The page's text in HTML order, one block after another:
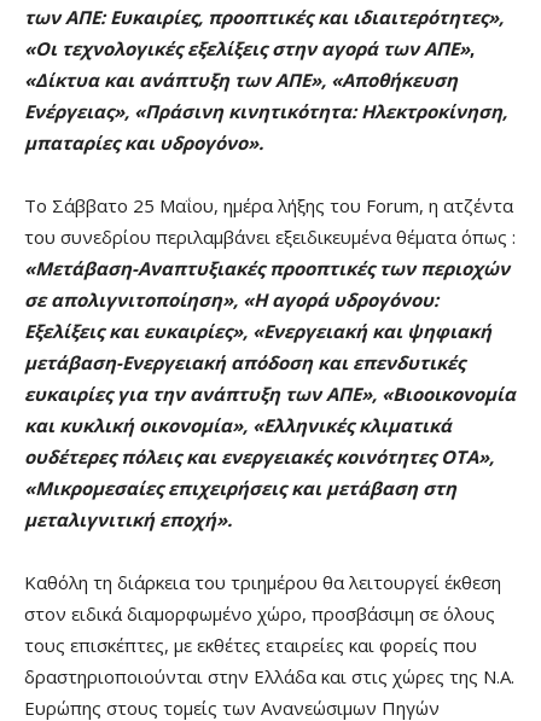
των ΑΠΕ: Ευκαιρίες, προοπτικές και ιδιαιτερότητες»,
«Οι τεχνολογικές εξελίξεις στην αγορά των ΑΠΕ»,
«Δίκτυα και ανάπτυξη των ΑΠΕ», «Αποθήκευση
Ενέργειας», «Πράσινη κινητικότητα: Ηλεκτροκίνηση,
μπαταρίες και υδρογόνο».
Το Σάββατο 25 Μαΐου, ημέρα λήξης του Forum, η ατζέντα
του συνεδρίου περιλαμβάνει εξειδικευμένα θέματα όπως :
«Μετάβαση-Αναπτυξιακές προοπτικές των περιοχών
σε απολιγνιτοποίηση», «Η αγορά υδρογόνου:
Εξελίξεις και ευκαιρίες», «Ενεργειακή και ψηφιακή
μετάβαση-Ενεργειακή απόδοση και επενδυτικές
ευκαιρίες για την ανάπτυξη των ΑΠΕ», «Βιοοικονομία
και κυκλική οικονομία», «Ελληνικές κλιματικά
ουδέτερες πόλεις και ενεργειακές κοινότητες ΟΤΑ»,
«Μικρομεσαίες επιχειρήσεις και μετάβαση στη
μεταλιγνιτική εποχή».
Καθόλη τη διάρκεια του τριημέρου θα λειτουργεί έκθεση
στον ειδικά διαμορφωμένο χώρο, προσβάσιμη σε όλους
τους επισκέπτες, με εκθέτες εταιρείες και φορείς που
δραστηριοποιούνται στην Ελλάδα και στις χώρες της Ν.Α.
Ευρώπης στους τομείς των Ανανεώσιμων Πηγών